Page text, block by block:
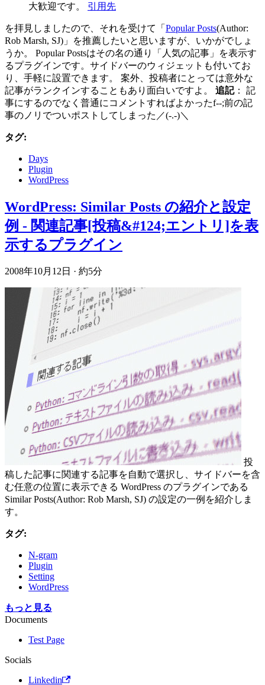
大歓迎です。 引用先
を拝見しましたので、それを受けて「 Popular Posts(Author:
Rob Marsh, SJ)」を推薦したいと思いますが、いかがでしょ
うか。 Popular Postsはその名の通り「人気の記事」を表示す
るプラグインです。サイドバーのウィジェットも付いてお
り、手軽に設置できます。 案外、投稿者にとっては意外な
記事がランクインすることもあり面白いですよ。 追記： 記
事にするのでなく普通にコメントすればよかったf--;前の記
事のノリでついポストしてしまった／(-.-)＼
タグ:
Days
Plugin
WordPress
WordPress: Similar Posts の紹介と設定
例 - 関連記事[投稿&#124;エントリ]を表
示するプラグイン
2008年10月12日 · 約5分
投
稿した記事に関連する記事を自動で選択し、サイドバーを含
む任意の位置に表示できる WordPress のプラグインである
Similar Posts(Author: Rob Marsh, SJ) の設定の一例を紹介しま
す。
タグ:
N-gram
Plugin
Setting
WordPress
もっと見る
Documents
Test Page
Socials
Linkedin